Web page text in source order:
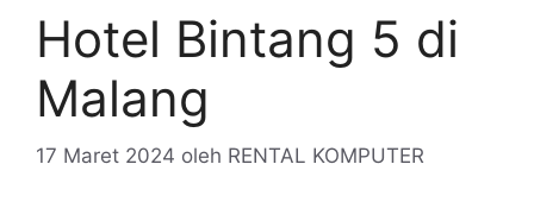
Hotel Bintang 5 di
Malang
17 Maret 2024 oleh RENTAL KOMPUTER